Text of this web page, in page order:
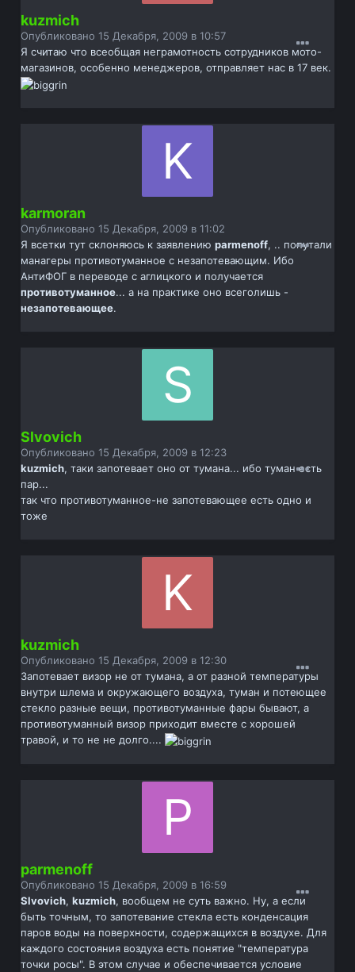
kuzmich
Опубликовано15 Декабря, 2009 в 10:57
Я считаю что всеобщая неграмотность сотрудников мото-
магазинов, особенно менеджеров, отправляет нас в 17 век.
karmoran
Опубликовано15 Декабря, 2009 в 11:02
Я всетки тут склоняюсь к заявлениюparmenoff, .. попутали
манагеры противотуманное с незапотевающим. Ибо
АнтиФОГ в переводе с аглицкого и получается
противотуманное... а на практике оно всеголишь -
незапотевающее.
Slvovich
Опубликовано15 Декабря, 2009 в 12:23
kuzmich, таки запотевает оно от тумана... ибо туман есть
пар...
так что противотуманное-не запотевающее есть одно и
тоже
kuzmich
Опубликовано15 Декабря, 2009 в 12:30
Запотевает визор не от тумана, а от разной температуры
внутри шлема и окружающего воздуха, туман и потеющее
стекло разные вещи, противотуманные фары бывают, а
противотуманный визор приходит вместе с хорошей
травой, и то не не долго....
parmenoff
Опубликовано15 Декабря, 2009 в 16:59
Slvovich,kuzmich, вообщем не суть важно. Ну, а если
быть точным, то запотевание стекла есть конденсация
паров воды на поверхности, содержащихся в воздухе. Для
каждого состояния воздуха есть понятие "температура
точки росы". В этом случае и обеспечивается условие